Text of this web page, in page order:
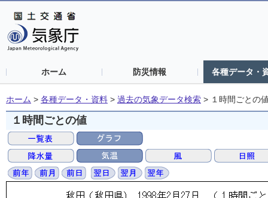
ホーム 防災情報 各種データ・
ホーム > 各種データ・資料 > 過去の気象データ検索 > １時間ごとの
１時間ごとの値